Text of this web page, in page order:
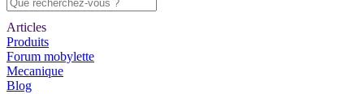
Articles
Produits
Forum mobylette
Mecanique
Blog